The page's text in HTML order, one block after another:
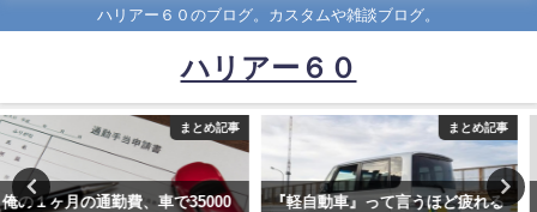
ハリアー６０のブログ。カスタムや雑談ブログ。
ハリアー６０
まとめ記事
『軽自動車』って言うほど疲れる
まとめ記事
車校の教官「次回までに上手くな